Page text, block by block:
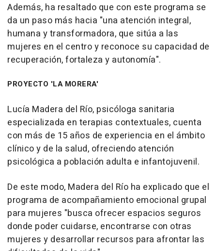
Además, ha resaltado que con este programa se
da un paso más hacia "una atención integral,
humana y transformadora, que sitúa a las
mujeres en el centro y reconoce su capacidad de
recuperación, fortaleza y autonomía".
PROYECTO 'LA MORERA'
Lucía Madera del Río, psicóloga sanitaria
especializada en terapias contextuales, cuenta
con más de 15 años de experiencia en el ámbito
clínico y de la salud, ofreciendo atención
psicológica a población adulta e infantojuvenil.
De este modo, Madera del Río ha explicado que el
programa de acompañamiento emocional grupal
para mujeres "busca ofrecer espacios seguros
donde poder cuidarse, encontrarse con otras
mujeres y desarrollar recursos para afrontar las